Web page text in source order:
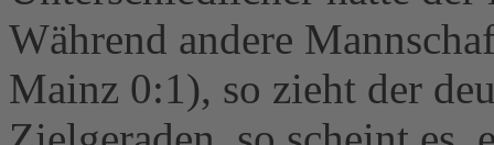
Während andere
Mainz 0:1), so zieht der